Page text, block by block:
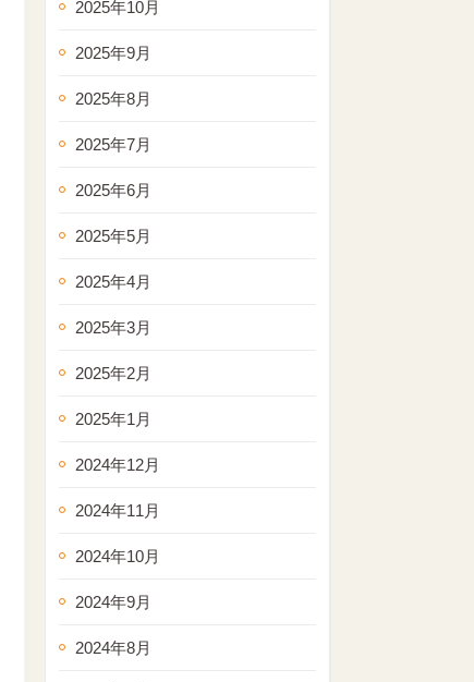
2025年10月
2025年9月
2025年8月
2025年7月
2025年6月
2025年5月
2025年4月
2025年3月
2025年2月
2025年1月
2024年12月
2024年11月
2024年10月
2024年9月
2024年8月